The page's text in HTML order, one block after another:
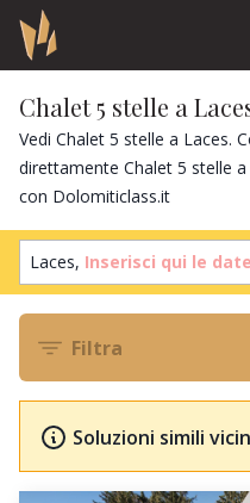
Chalet 5 stelle a
Vedi Chalet 5 stelle a Laces.
direttamente Chalet 5 stelle
con Dolomiticlass.it
Laces, Inserisci qui le date
Filtra
Soluzioni simili